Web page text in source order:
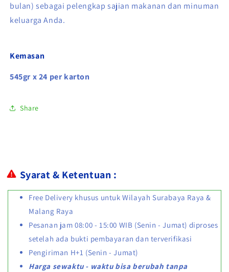
bulan) sebagai pelengkap sajian makanan dan minuman
keluarga Anda.
Kemasan
545gr x 24 per karton
Share
Syarat & Ketentuan :
Free Delivery khusus untuk Wilayah Surabaya Raya &
Malang Raya
Pesanan jam 08:00 - 15:00 WIB (Senin - Jumat) diproses
setelah ada bukti pembayaran dan terverifikasi
Pengiriman H+1 (Senin - Jumat)
Harga sewaktu - waktu bisa berubah tanpa